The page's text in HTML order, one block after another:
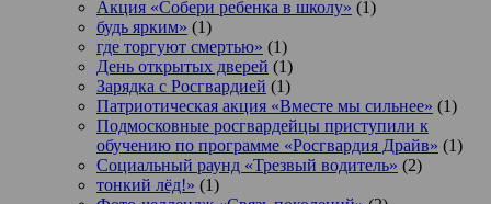
Акция «Собери ребенка в школу» (1)
будь ярким» (1)
где торгуют смертью» (1)
День открытых дверей (1)
Зарядка с Росгвардией (1)
Патриотическая акция «Вместе мы сильнее» (1)
Подмосковные росгвардейцы приступили к
обучению по программе «Росгвардия Драйв» (1)
Социальный раунд «Трезвый водитель» (2)
тонкий лёд!» (1)